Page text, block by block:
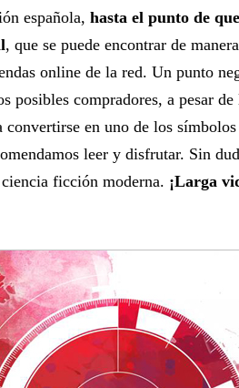
española, hasta el punto de
, que se puede encontrar de
online de la red. Un punto
posibles compradores, a pesar
convertirse en uno de los
leer y disfrutar. Sin
ficción moderna. ¡Larga